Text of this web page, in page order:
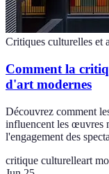
Critiques culturelles et
Comment la
d'art modernes
Découvrez comment
influencent les œuvres
l'engagement des
critique culturelleart